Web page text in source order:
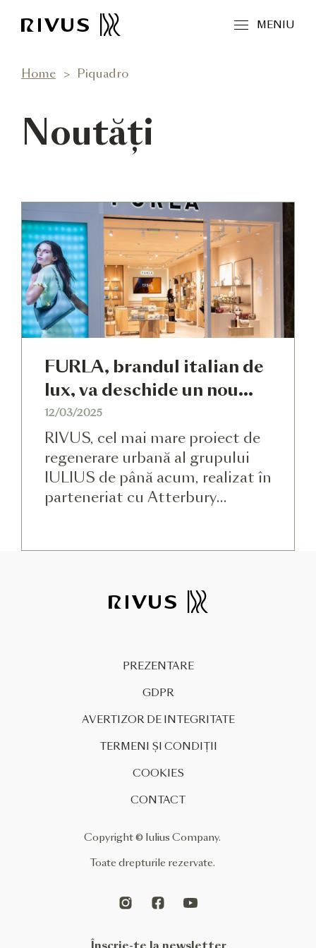
MENIU
Home Piquadro
Noutăți
FURLA, brandul italian de
lux, va deschide un nou
magazin monobrand, în
RIVUS
12/03/2025
RIVUS, cel mai mare proiect de
regenerare urbană al grupului
IULIUS de până acum, realizat în
parteneriat cu Atterbury
FURLA, recunoscut pentru
accesorii din piele, dar și
încălțăminte. Acesta își va marca
PREZENTARE
GDPR
AVERTIZOR DE INTEGRITATE
TERMENI ȘI CONDIȚII
COOKIES
CONTACT
Copyright © Iulius Company.
Toate drepturile rezervate.